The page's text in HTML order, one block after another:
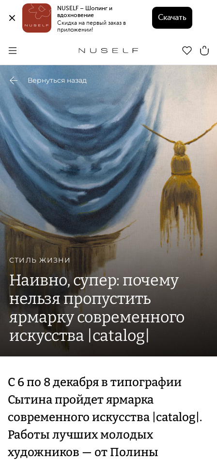
NUSELF – Шопинг и
вдохновение
Скидка на первый заказ в
приложении!
Скачать
Вернуться назад
СТИЛЬ ЖИЗНИ
Наивно, супер: почему
нельзя пропустить
ярмарку современного
искусства |catalog|
С 6 по 8 декабря в типографии
Сытина пройдет ярмарка
современного искусства |catalog|.
Работы лучших молодых
художников — от Полины